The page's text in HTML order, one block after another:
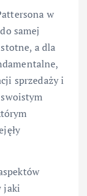
w
samej
a dla
sprzedaży i
jaki